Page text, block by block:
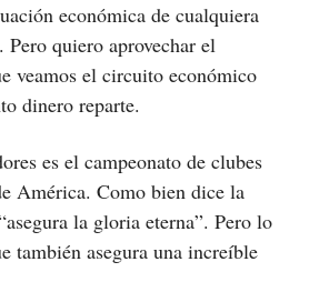
económica de cualquiera
Pero quiero aprovechar el
veamos el circuito económico
dinero reparte.
es el campeonato de clubes
América. Como bien dice la
la gloria eterna”. Pero lo
también asegura una increíble